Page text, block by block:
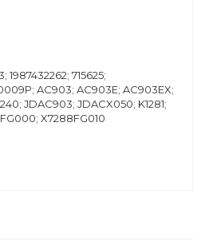
1987432262; 715625;
AC903; AC903E; AC903EX;
JDAC903; JDACX050; K1281;
X7288FG010